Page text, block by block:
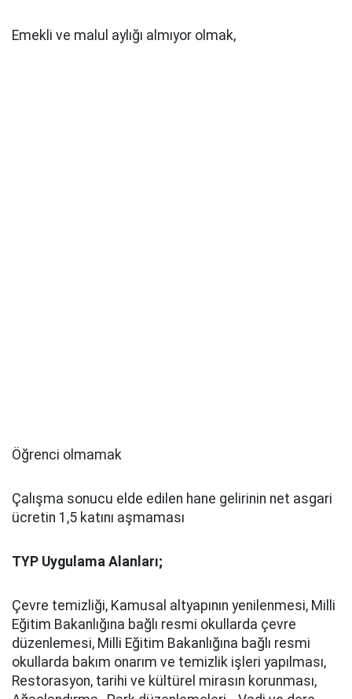
Emekli ve malul aylığı almıyor olmak,
Öğrenci olmamak
Çalışma sonucu elde edilen hane gelirinin net asgari
ücretin 1,5 katını aşmaması
TYP Uygulama Alanları;
Çevre temizliği, Kamusal altyapının yenilenmesi, Milli
Eğitim Bakanlığına bağlı resmi okullarda çevre
düzenlemesi, Milli Eğitim Bakanlığına bağlı resmi
okullarda bakım onarım ve temizlik işleri yapılması,
Restorasyon, tarihi ve kültürel mirasın korunması,